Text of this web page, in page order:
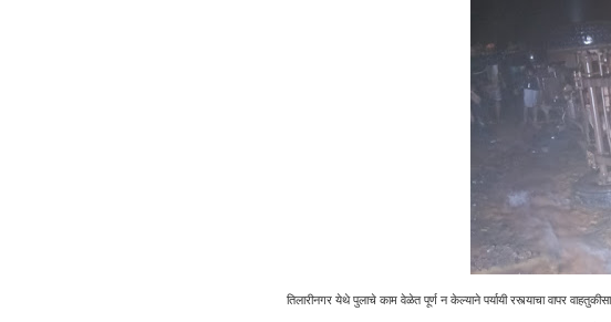
तिलारीनगर येथे पुलाचे काम वेळेत पूर्ण न केल्याने पर्यायी रस्त्याचा वापर